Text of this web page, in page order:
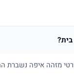
מזהה איפה נשברת